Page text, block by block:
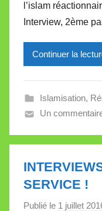
l’islam
Interview, 2ème
Continuer la
Islamisation,
Un
SERVICE !
Publié le 1 juillet